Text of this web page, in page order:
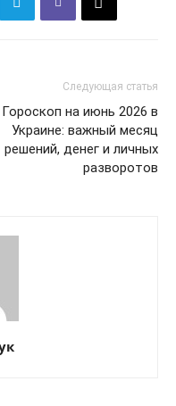
Следующая статья
Гороскоп на июнь 2026 в
Украине: важный месяц
решений, денег и личных
разворотов